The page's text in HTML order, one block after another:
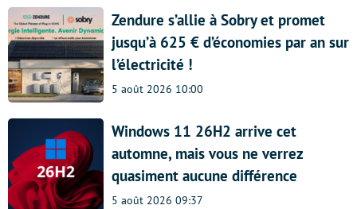
Zendure s’allie à Sobry et promet
jusqu’à 625 € d’économies par an sur
l’électricité !
5 août 2026 10:00
Windows 11 26H2 arrive cet
automne, mais vous ne verrez
quasiment aucune différence
5 août 2026 09:37